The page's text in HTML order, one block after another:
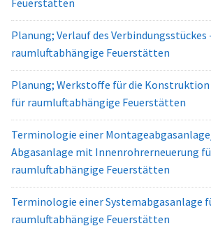
Feuerstätten
Planung; Verlauf des
raumluftabhängige Feuerstätten
Planung; Werkstoffe für die Konstruktion
für raumluftabhängige Feuerstätten
Terminologie einer
Abgasanlage mit Innenrohrerneuerung
raumluftabhängige Feuerstätten
Terminologie einer Systemabgasanlage
raumluftabhängige Feuerstätten